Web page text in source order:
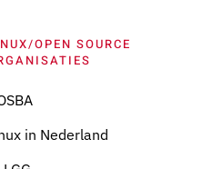
OPEN SOURCE
in Nederland